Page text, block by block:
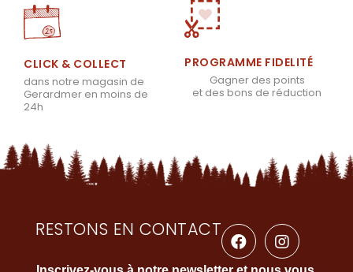
CLICK & COLLECT
dans notre magasin de
Gerardmer en moins de
24h
PROGRAMME FIDELITÉ
Gagner des points
et des bons de réduction
RESTONS EN CONTACT